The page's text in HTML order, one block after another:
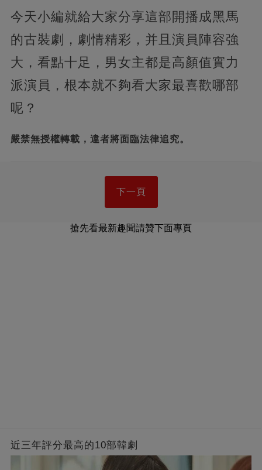
今天小編就給大家分享這部開播成黑馬
的古裝劇，劇情精彩，并且演員陣容強
大，看點十足，男女主都是高顏值實力
派演員，根本就不夠看大家最喜歡哪部
呢？
嚴禁無授權轉載，違者將面臨法律追究。
下一頁
搶先看最新趣聞請贊下面專頁
近三年評分最高的10部韓劇